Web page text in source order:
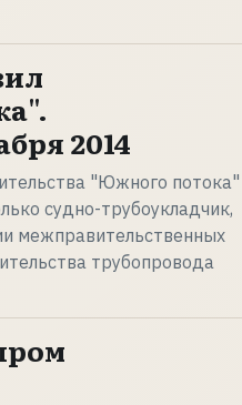
2014
"Южного потока"
судно-трубоукладчик,
межправительственных
трубопровода